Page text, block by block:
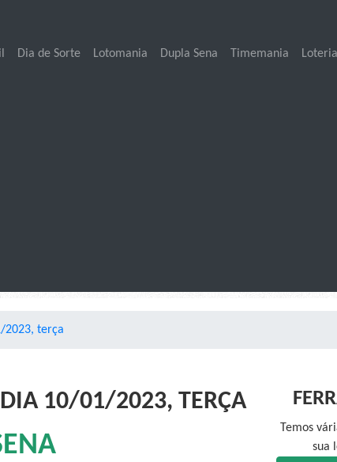
Dia de Sorte Lotomania Dupla Sena Timemania
2023, terça
DIA 10/01/2023, TERÇA
Temos
sua